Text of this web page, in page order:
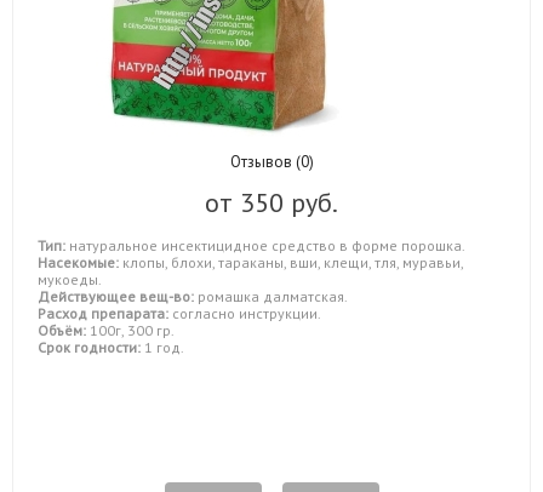
Отзывов (0)
от 350 руб.
Тип: натуральное инсектицидное средство в форме порошка.
Насекомые: клопы, блохи, тараканы, вши, клещи, тля, муравьи,
мукоеды.
Действующее вещ-во: ромашка далматская.
Расход препарата: согласно инструкции.
Объём: 100г, 300 гр.
Срок годности: 1 год.